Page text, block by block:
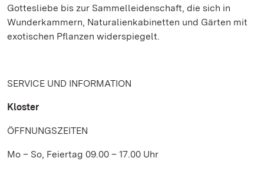
Gottesliebe bis zur Sammelleidenschaft, die sich in
Wunderkammern, Naturalienkabinetten und Gärten mit
exotischen Pflanzen widerspiegelt.
SERVICE UND INFORMATION
Kloster
ÖFFNUNGSZEITEN
Mo – So, Feiertag 09.00 – 17.00 Uhr